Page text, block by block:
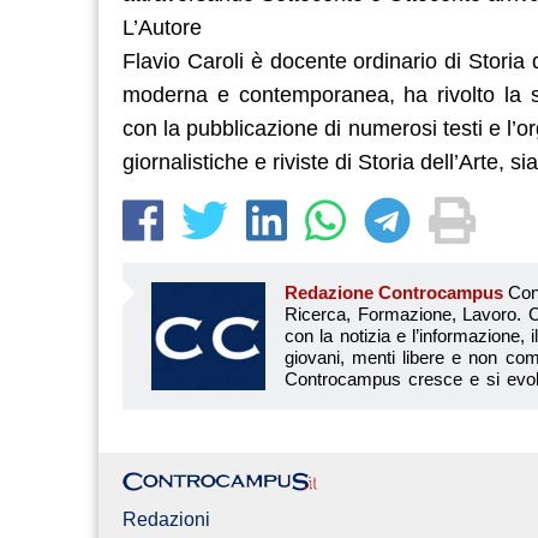
L’Autore
Flavio Caroli è docente ordinario di Storia
moderna e contemporanea, ha rivolto la
con la pubblicazione di numerosi testi e
giornalistiche e riviste di Storia dell’Arte,
Redazione Controcampus Controcampus è Il magazine più letto dai giovani su: Scuola, Università, Ricerca, Formazione, Lavoro. Controcampus nasce nell’ottobre 2001 con la missione di affiancare con la notizia e l’informazione, il mondo dell’istruzione e dell’università. Il suo cuore pulsante sono i giovani, menti libere e non compromesse da nessun interesse di parte. Il progetto è ambizioso e Controcampus cresce e si evolve arricchendo il proprio staff con nuovi giovani vogliosi di
Redazioni